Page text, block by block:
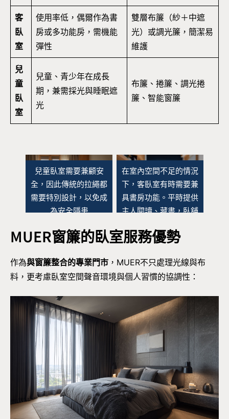
客
臥
室
使用率低，偶爾作為書
房或多功能房，需機能
彈性
雙層布簾（紗＋中遮
光）或調光簾，簡潔易
維護
兒
童
臥
室
兒童、青少年在成長
期，兼需採光與睡眠遮
光
布簾、捲簾、調光捲
簾、智能窗簾
兒童臥室需要兼顧安
全，因此傳統的拉繩都
需要特別設計，以免成
為安全隱患
在室內空間不足的情況
下，客臥室有時需要兼
具書房功能。平時提供
主人閱讀、藏書，臥舖
間。當客人來訪時，也
為額外的客臥機能。透
過色系搭配，適當的臥
設計感，蜂巢簾的多種
顏色、觸感材質與功能
能夠讓客臥室充當書房
時，兼顧遮光、調光與
節能機能。
MUER窗簾的臥室服務優勢
作為與窗簾整合的專業門市 ，MUER不只處理光線與布
料，更考慮臥室空間聲音環境與個人習慣的協調性：